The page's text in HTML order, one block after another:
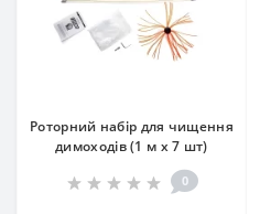
Роторний набір для чищення
димоходів (1 м х 7 шт)
0